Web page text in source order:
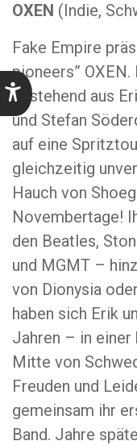
OXEN (Indie,
Fake Empire
pioneers”
bestehend aus
und Stefan
auf eine
gleichzeitig
Hauch von
Novembertage!
den Beatles,
und MGMT –
von Dionysia
haben sich Erik
Jahren – in einer
Mitte von
Freuden und
gemeinsam ihr
Band. Jahre